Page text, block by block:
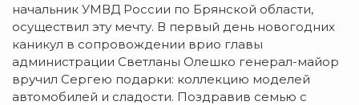
начальник УМВД России по Брянской области,
осуществил эту мечту. В первый день новогодних
каникул в сопровождении врио главы
администрации Светланы Олешко генерал-майор
вручил Сергею подарки: коллекцию моделей
автомобилей и сладости. Поздравив семью с